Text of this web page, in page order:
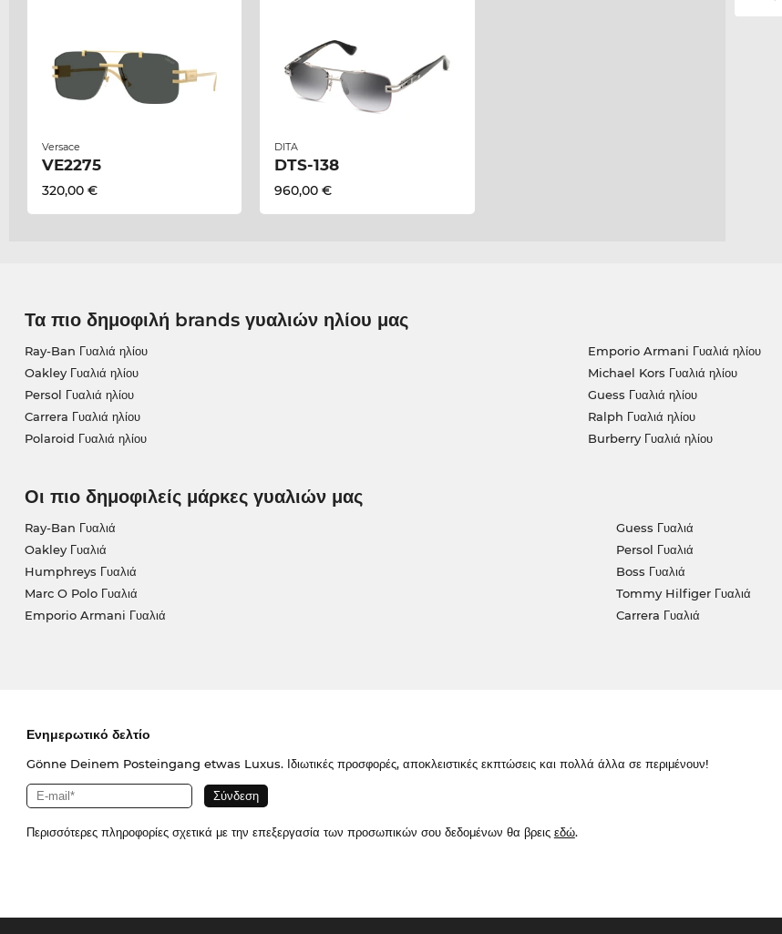
Versace
VE2275
320,00 €
DITA
DTS-138
960,00 €
Τα πιο δημοφιλή brands γυαλιών ηλίου μας
Ray-Ban Γυαλιά ηλίου
Oakley Γυαλιά ηλίου
Persol Γυαλιά ηλίου
Carrera Γυαλιά ηλίου
Polaroid Γυαλιά ηλίου
Emporio Armani Γυαλιά ηλίου
Michael Kors Γυαλιά ηλίου
Guess Γυαλιά ηλίου
Ralph Γυαλιά ηλίου
Burberry Γυαλιά ηλίου
Οι πιο δημοφιλείς μάρκες γυαλιών μας
Ray-Ban Γυαλιά
Oakley Γυαλιά
Humphreys Γυαλιά
Marc O Polo Γυαλιά
Emporio Armani Γυαλιά
Guess Γυαλιά
Persol Γυαλιά
Boss Γυαλιά
Tommy Hilfiger Γυαλιά
Carrera Γυαλιά
Ενημερωτικό δελτίο
Gönne Deinem Posteingang etwas Luxus. Ιδιωτικές προσφορές, αποκλειστικές εκπτώσεις και πολλά άλλα σε περιμένουν!
Περισσότερες πληροφορίες σχετικά με την επεξεργασία των προσωπικών σου δεδομένων θα βρεις εδώ.